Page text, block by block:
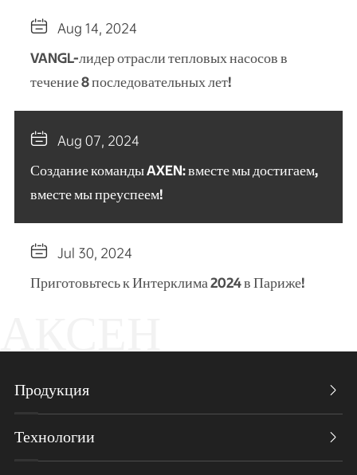
 Aug 14, 2024
VANGL-лидер отрасли тепловых насосов в
течение 8 последовательных лет!
 Aug 07, 2024
Создание команды AXEN: вместе мы достигаем,
вместе мы преуспеем!
 Jul 30, 2024
Приготовьтесь к Интерклима 2024 в Париже!
Продукция 
Технологии 